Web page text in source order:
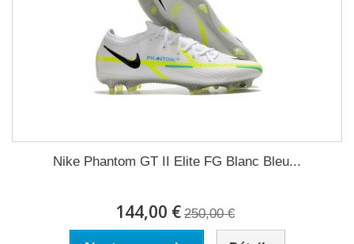
Nike Phantom GT II Elite FG Blanc Bleu...
144,00 € 250,00 €